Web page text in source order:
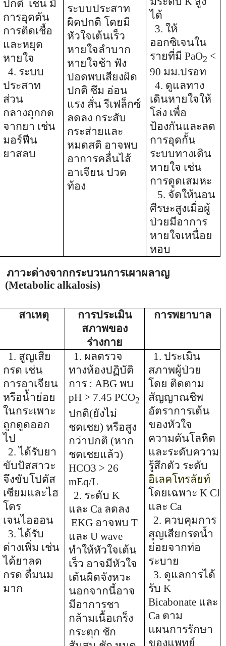
ปกติ เช่น มี
การอุดตัน
การติดเชื้อ
และหยุด
หายใจ
4. ระบบ
ประสาท
ส่วน
กลางถูกกด
จากยา เช่น
มอร์ฟีน
ยาสลบ
ระบบประสาท
ผิดปกติ โดยมี
หัวใจเต้นเร็ว
หายใจลำบาก
หายใจช้า ฟัง
ปอดพบเสียงผิด
ปกติ ซึม อ่อน
แรง สั่น รีเฟล็กซ์
ลดลง กระสับ
กระส่ายและ
หมดสติ อาจพบ
อาการคลื่นไส้
อาเจียน ปวด
ท้อง
ได้
3.ให้
ออกซิเจนใน
รายที่มีPaO2 <
90 มม.ปรอท
4. ดูแลทาง
เดินหายใจให้
โล่ง เพื่อ
ป้องกันและลด
การอุดกั้น
ระบบทางเดิน
หายใจ เช่น
การดูดเสมหะ
5. จัดให้นอน
ศีรษะสูงเมื่อผู้
ป่วยมีอาการ
หายใจเหนื่อย
หอบ
ภาวะด่างจากกระบวนการเผาผลาญ
(Metabolic alkalosis)
สาเหตุ
การประเมิน
สภาพของ
ร่างกาย
การพยาบาล
1. สูญเสีย
กรด เช่น
การอาเจียน
หรือน้ำย่อย
ในกระเพาะ
ถูกดูดออก
ไป
2. ได้รับยา
ขับปัสสาวะ
จึงขับโปตัส
เซียมและไฮ
โดร
เจนไอออน
3. ได้รับ
ด่างเพิ่ม เช่น
ได้ยาลด
กรด ดื่มนม
มาก
1. ผลตรวจ
ทางห้องปฏิบัติ
การ : ABGพบ
pH > 7.45 PCO2
ปกติ(ยังไม่
ชดเชย) หรือสูง
กว่าปกติ (หาก
ชดเชยแล้ว)
HCO3 > 26
mEq/L
2. ระดับK
และCa ลดลง
EKG อาจพบT
และU wave
ทำให้หัวใจเต้น
เร็ว อาจมีหัวใจ
เต้นผิดจังหวะ
นอกจากนี้อาจ
มีอาการชา
กล้ามเนื้อเกร็ง
กระตุก ชัก
1. ประเมิน
สภาพผู้ป่วย
โดย ติดตาม
สัญญาณชีพ
อัตราการเต้น
ของหัวใจ
ความดันโลหิต
และระดับความ
รู้สึกตัว ระดับ
อิเลคโทรลัยท์
โดยเฉพาะK Cl
และ Ca
2. ควบคุมการ
สูญเสียกรดน้ำ
ย่อยจากท่อ
ระบาย
3. ดูแลการได้
รับK
Bicabonate และ
Ca ตาม
แผนการรักษา
ของแพทย์